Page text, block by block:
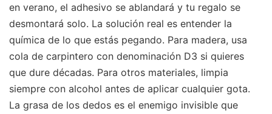
en verano, el adhesivo se ablandará y tu regalo se
desmontará solo. La solución real es entender la
química de lo que estás pegando. Para madera, usa
cola de carpintero con denominación D3 si quieres
que dure décadas. Para otros materiales, limpia
siempre con alcohol antes de aplicar cualquier gota.
La grasa de los dedos es el enemigo invisible que